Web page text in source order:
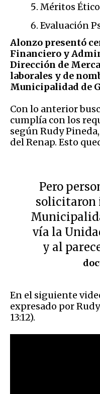
Méritos
Evaluación
Alonzo presentó
Financiero y
Dirección de
laborales y de
Municipalidad de
Con lo anterior
cumplía con los
según Rudy
del Renap. Esto
Pero
solicitaron
vía la
y al
En el siguiente
expresado por
13:12).